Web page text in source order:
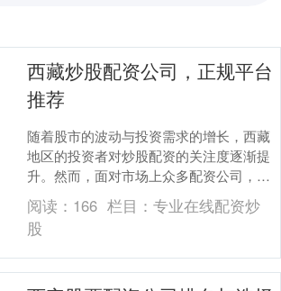
西藏炒股配资公司，正规平台
推荐
随着股市的波动与投资需求的增长，西藏
地区的投资者对炒股配资的关注度逐渐提
升。然而，面对市场上众多配资公司，如
何选择一家**正规、安全、透明**的平台，
成为投资者....
阅读： 166 栏目： 专业在线配资炒
股